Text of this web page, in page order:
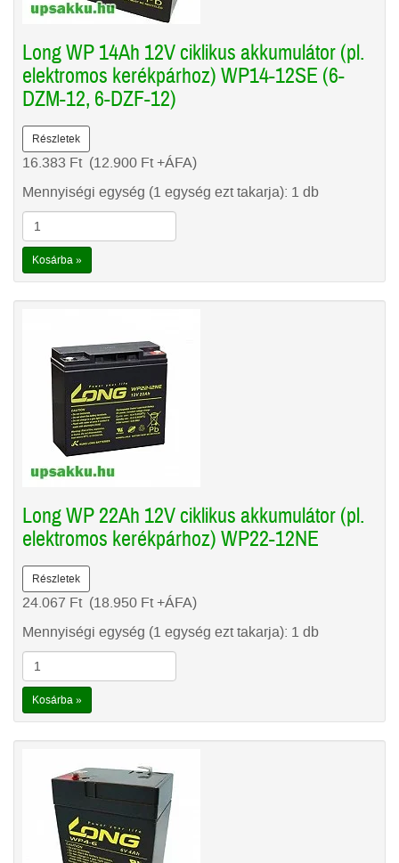
Long WP 14Ah 12V ciklikus akkumulátor (pl.
elektromos kerékpárhoz) WP14-12SE (6-
DZM-12, 6-DZF-12)
Részletek
16.383 Ft(12.900 Ft+ÁFA)
Mennyiségi egység (1 egység ezt takarja): 1 db
Kosárba »
Long WP 22Ah 12V ciklikus akkumulátor (pl.
elektromos kerékpárhoz) WP22-12NE
Részletek
24.067 Ft(18.950 Ft+ÁFA)
Mennyiségi egység (1 egység ezt takarja): 1 db
Kosárba »